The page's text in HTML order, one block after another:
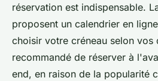
réservation est indispensable.
proposent un calendrier en
choisir votre créneau selon vos
recommandé de réserver à
end, en raison de la popularité